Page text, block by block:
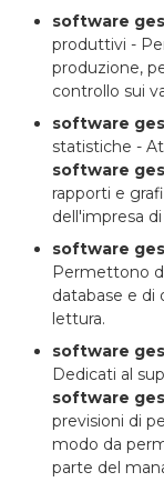
software
produttivi -
produzione,
controllo sui
software
statistiche -
software
rapporti e
dell'impresa di
software
Permettono
database e di
lettura.
software
Dedicati al
software
previsioni di
modo da
parte del